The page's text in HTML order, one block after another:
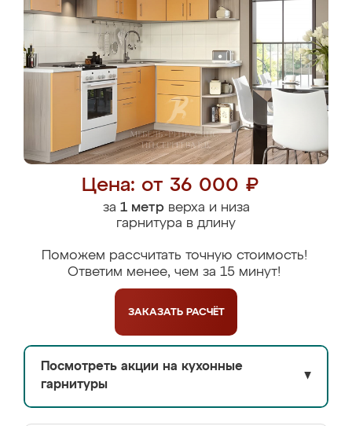
Цена: от 36 000 ₽
за 1 метрверха и низа
гарнитура в длину
Поможем рассчитать точную стоимость!
Ответим менее, чем за 15 минут!
ЗАКАЗАТЬ РАСЧЁТ
Посмотреть акции на кухонные
гарнитуры
▼